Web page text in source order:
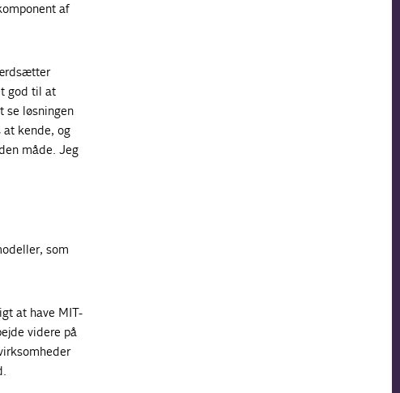
af
god til at
se løsningen
kende, og
måde. Jeg
som
at have MIT-
videre på